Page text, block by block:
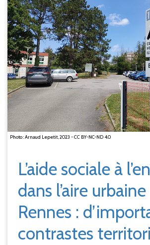
Photo : Arnaud Lepetit, 2023 - CC BY-NC-ND 4.0
L’aide sociale à
dans l’aire
Rennes :
contrastes